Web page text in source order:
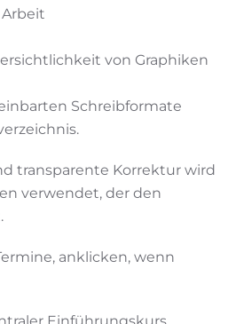
von Graphiken
Schreibformate
transparente Korrektur wird
verwendet, der den
anklicken, wenn